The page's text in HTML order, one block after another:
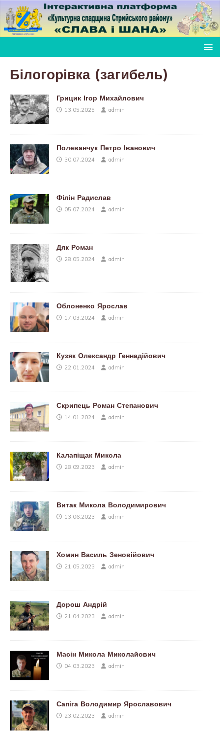
Білогорівка (загибель)
Грицик Ігор Михайлович
13.05.2025 admin
Полеванчук Петро Іванович
30.07.2024 admin
Філін Радислав
05.07.2024 admin
Дяк Роман
28.05.2024 admin
Облоненко Ярослав
17.03.2024 admin
Кузяк Олександр Геннадійович
22.01.2024 admin
Скрипець Роман Степанович
14.01.2024 admin
Калапіщак Микола
28.09.2023 admin
Витак Микола Володимирович
13.06.2023 admin
Хомин Василь Зеновійович
21.05.2023 admin
Дорош Андрій
21.04.2023 admin
Масін Микола Миколайович
04.03.2023 admin
Сапіга Володимир Ярославович
23.02.2023 admin